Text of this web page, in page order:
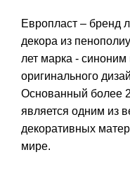
Европласт – бренд
декора из
лет марка - синоним
оригинального
Основанный более
является одним из
декоративных
мире.